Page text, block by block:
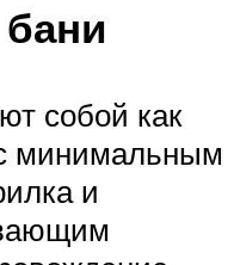
собой как
минимальным
и